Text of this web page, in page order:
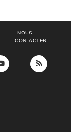
NOUS
CONTACTER